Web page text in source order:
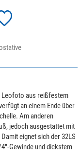
Leofoto aus reißfestem
an einem Ende über
Am anderen
jedoch ausgestattet mit
eignet sich der 32LS
Gewinde und dickstem